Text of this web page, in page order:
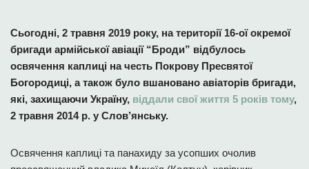
Сьогодні, 2 травня 2019 року, на території 16-ої окремої
бригади армійської авіації “Броди” відбулось
освячення каплиці на честь Покрову Пресвятої
Богородиці, а також було вшановано авіаторів бригади,
які, захищаючи Україну, віддали свої життя 5 років тому,
2 травня 2014 р. у Слов’янську.
Освячення каплиці та панахиду за усопших очолив